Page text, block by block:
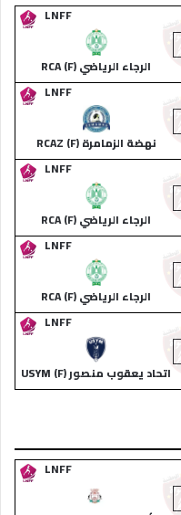
LNFF
الرجاء الرياضي (F) RCA
LNFF
نهضة الزمامرة (F) RCAZ
LNFF
الرجاء الرياضي (F) RCA
LNFF
الرجاء الرياضي (F) RCA
LNFF
اتحاد يعقوب منصور (F) USYM
LNFF